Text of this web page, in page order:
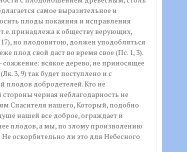
самое выразительное и
плоды покаяния и исправления
принадлежа к обществу верующих,
но плодовитою, должен уподобляться
плод свой даст во время свое (Пс. 1, 3).
всякое дерево, не приносящее
3, 9) так будет поступлено и с
добродетелей. Кто не
черная неблагодарность не
Спасителя нашего, Который, подобно
нашей все доброе, ограждает и
плодов, а мы, по злому произволению
оскорбительно ли это для Небесного